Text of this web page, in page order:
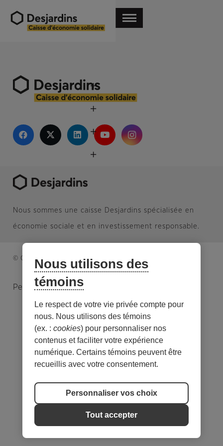
Nous sommes une caisse Desjardins spécialisée en
économie sociale et en investissement responsable.
© Caisse d’économie solidaire. Tous droits réservés.
Personnaliser les témoins
Nous utilisons des
témoins
Le respect de votre vie privée compte pour
nous. Nous utilisons des témoins
(ex. : cookies) pour personnaliser nos
contenus et faciliter votre expérience
numérique. Certains témoins peuvent être
recueillis avec votre consentement.
Personnaliser vos choix
Tout accepter